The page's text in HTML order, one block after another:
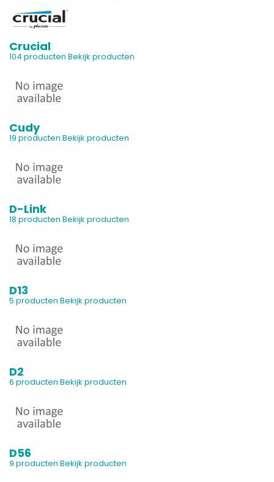
Crucial
104 producten Bekijk producten
Cudy
19 producten Bekijk producten
D-Link
18 producten Bekijk producten
D13
5 producten Bekijk producten
D2
6 producten Bekijk producten
D56
9 producten Bekijk producten